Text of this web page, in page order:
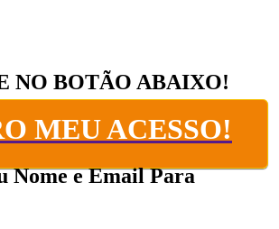
NO BOTÃO ABAIXO!
MEU ACESSO!
Nome e Email Para